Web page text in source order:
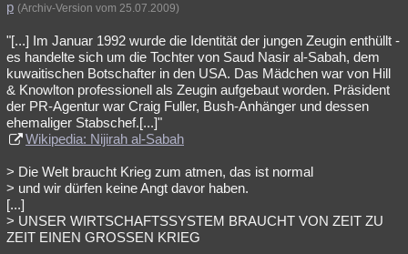
p (Archiv-Version vom 25.07.2009)
"[...] Im Januar 1992 wurde die Identität der jungen Zeugin enthüllt -
es handelte sich um die Tochter von Saud Nasir al-Sabah, dem
kuwaitischen Botschafter in den USA. Das Mädchen war von Hill
& Knowlton professionell als Zeugin aufgebaut worden. Präsident
der PR-Agentur war Craig Fuller, Bush-Anhänger und dessen
ehemaliger Stabschef.[...]"
Wikipedia: Nijirah al-Sabah
> Die Welt braucht Krieg zum atmen, das ist normal
> und wir dürfen keine Angt davor haben.
[...]
> UNSER WIRTSCHAFTSSYSTEM BRAUCHT VON ZEIT ZU
ZEIT EINEN GROSSEN KRIEG